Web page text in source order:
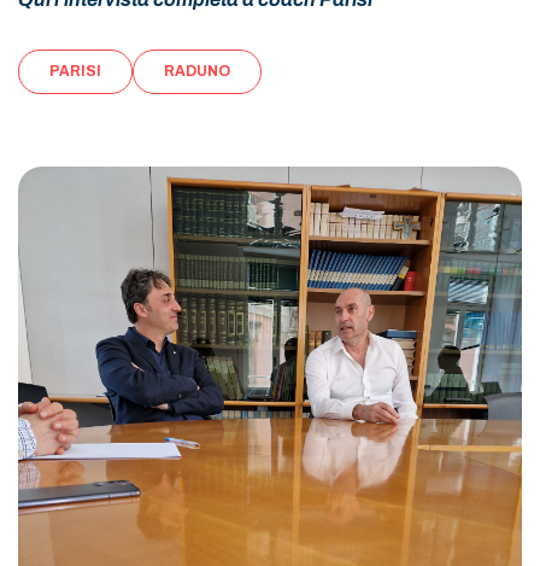
PARISI RADUNO